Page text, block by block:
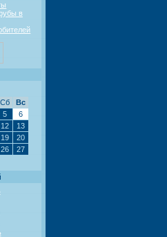
в
Сб
Вс
5
6
12
13
19
20
26
27